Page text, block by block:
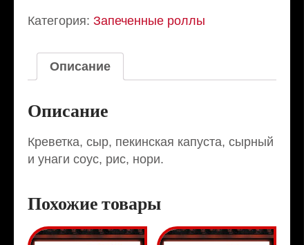
Категория: Запеченные роллы
Описание
Описание
Креветка, сыр, пекинская капуста, сырный
и унаги соус, рис, нори.
Похожие товары